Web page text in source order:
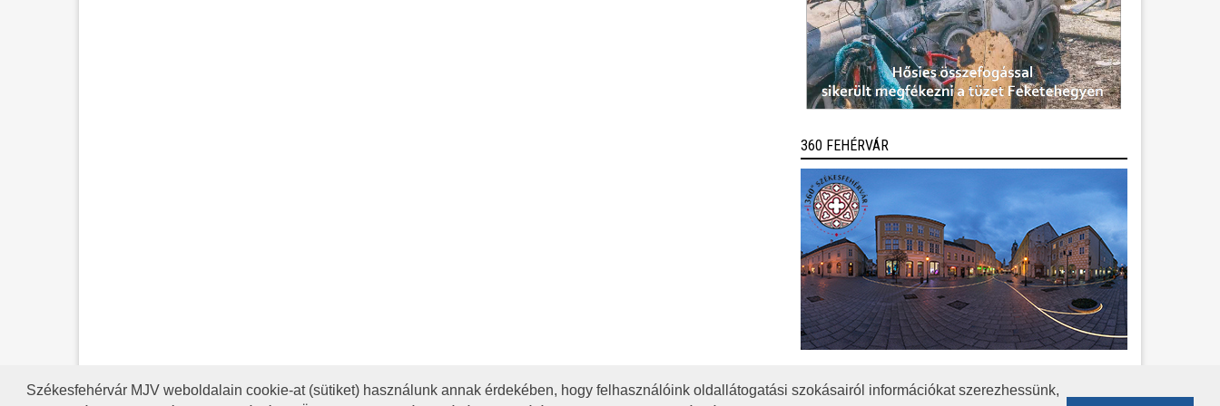
Székesfehérvár MJV weboldalain cookie-at (sütiket) használunk annak érdekében, hogy felhasználóink oldallátogatási szokásairól információkat szerezhessünk,
360 FEHÉRVÁR
RSS A HONLAP 2017.03.31-I ÁLLAPOTA JOGI NYILATKOZAT IMPRESSZUM MÉDIAAJÁNLAT KÖZÉRDEKŰ ADATOK ADATVÉDELEM